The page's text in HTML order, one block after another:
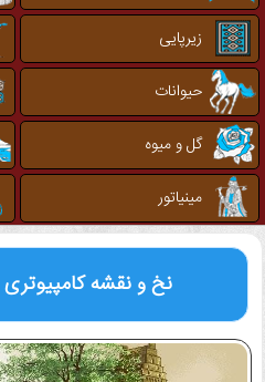
زیرپایی
حیوانات
گل و میوه
مینیاتور
نخ و نقشه کامپیوتری